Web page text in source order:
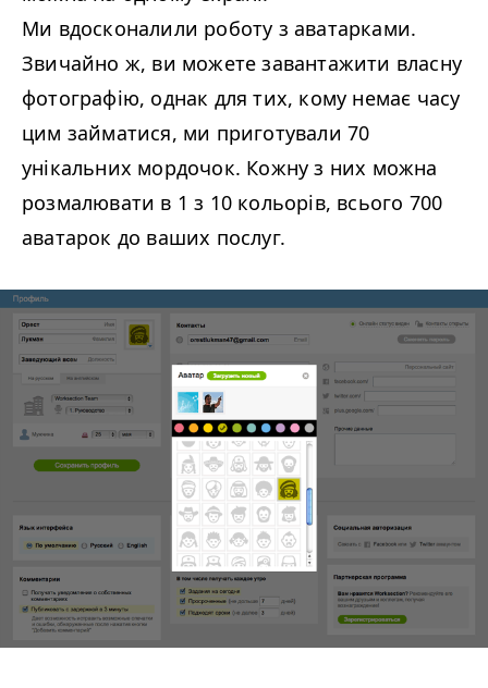
Ми вдосконалили роботу з аватарками.
Звичайно ж, ви можете завантажити власну
фотографію, однак для тих, кому немає часу
цим займатися, ми приготували 70
унікальних мордочок. Кожну з них можна
розмалювати в 1 з 10 кольорів, всього 700
аватарок до ваших послуг.